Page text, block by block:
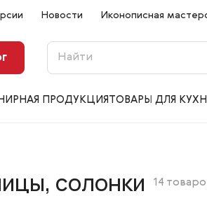
Новости Иконописная
ПРОДУКЦИЯ ТОВАРЫ ДЛЯ
солонки 14